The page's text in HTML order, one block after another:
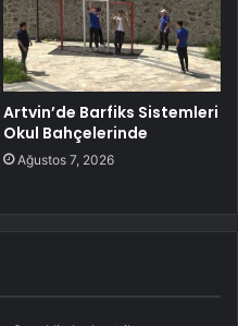
Artvin’de Barfiks Sistemleri
Okul Bahçelerinde
Ağustos 7, 2026